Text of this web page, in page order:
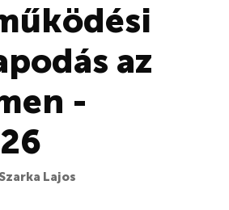
az
-
Szarka Lajos